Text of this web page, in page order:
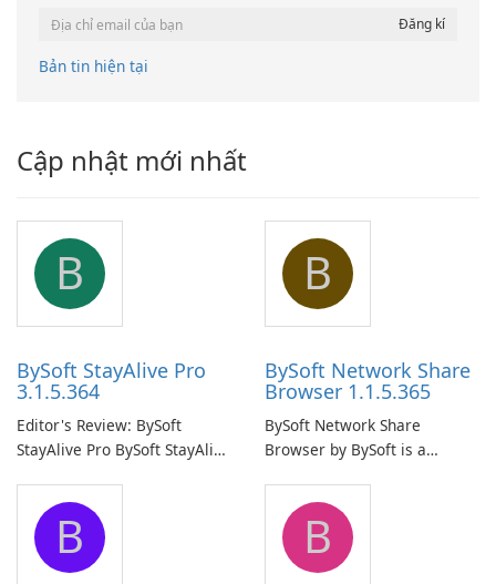
Bản tin hiện tại
Cập nhật mới nhất
B
BySoft StayAlive Pro
3.1.5.364
Editor's Review: BySoft
StayAlive Pro BySoft StayAlive
application designed to
ensure the continuous and
uninterrupted operation of
your computer system.
B
BySoft Network Share
Browser 1.1.5.365
BySoft Network Share
Browser by BySoft is a
application that allows users
to easily browse and manage
shared folders on their
network.
B B